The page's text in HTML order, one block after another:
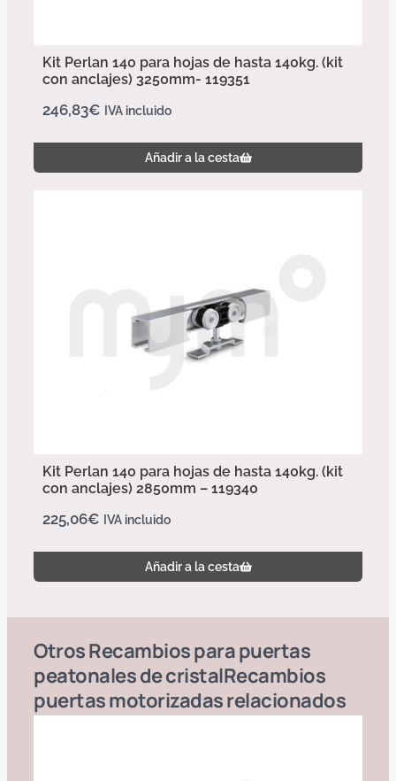
Kit Perlan 140 para hojas de hasta 140kg. (kit
con anclajes) 3250mm- 119351
246,83€ IVA incluido
Añadir a la cesta
Kit Perlan 140 para hojas de hasta 140kg. (kit
con anclajes) 2850mm – 119340
225,06€ IVA incluido
Añadir a la cesta
OtrosRecambios para puertas
peatonales de cristalRecambios
puertas motorizadasrelacionados